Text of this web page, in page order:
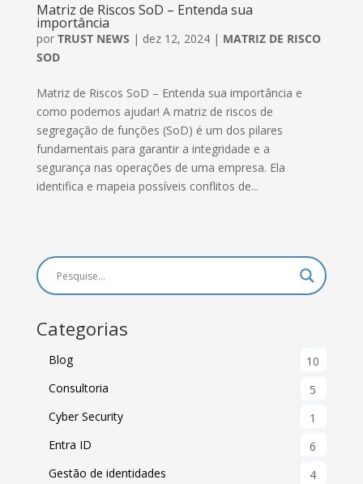
Matriz de Riscos SoD – Entenda sua
importância
por TRUST NEWS | dez 12, 2024| MATRIZ DE RISCO
SOD
Matriz de Riscos SoD – Entenda sua importância e
como podemos ajudar! A matriz de riscos de
segregação de funções (SoD) é um dos pilares
fundamentais para garantir a integridade e a
segurança nas operações de uma empresa. Ela
identifica e mapeia possíveis conflitos de...
Categorias
Blog
10
Consultoria
5
Cyber Security
1
Entra ID
6
Gestão de identidades
4